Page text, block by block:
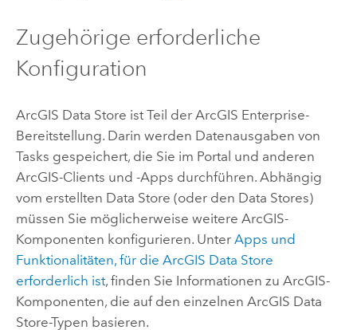
Zugehörige erforderliche
Konfiguration
ArcGIS Data Store ist Teil der ArcGIS Enterprise-
Bereitstellung. Darin werden Datenausgaben von
Tasks gespeichert, die Sie im Portal und anderen
ArcGIS-Clients und -Apps durchführen. Abhängig
vom erstellten Data Store (oder den Data Stores)
müssen Sie möglicherweise weitere ArcGIS-
Komponenten konfigurieren. Unter Apps und
Funktionalitäten, für die ArcGIS Data Store
erforderlich ist, finden Sie Informationen zu ArcGIS-
Komponenten, die auf den einzelnen ArcGIS Data
Store-Typen basieren.